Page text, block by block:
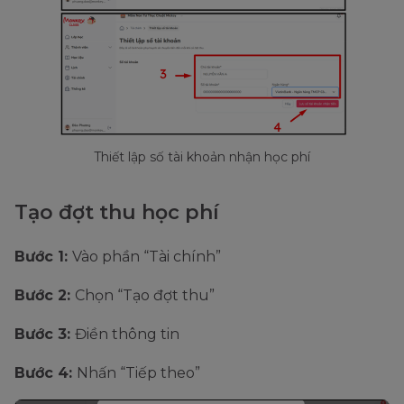
Thiết lập số tài khoản nhận học phí
Tạo đợt thu học phí
Bước 1: Vào phần “Tài chính”
Bước 2: Chọn “Tạo đợt thu”
Bước 3: Điền thông tin
Bước 4: Nhấn “Tiếp theo”